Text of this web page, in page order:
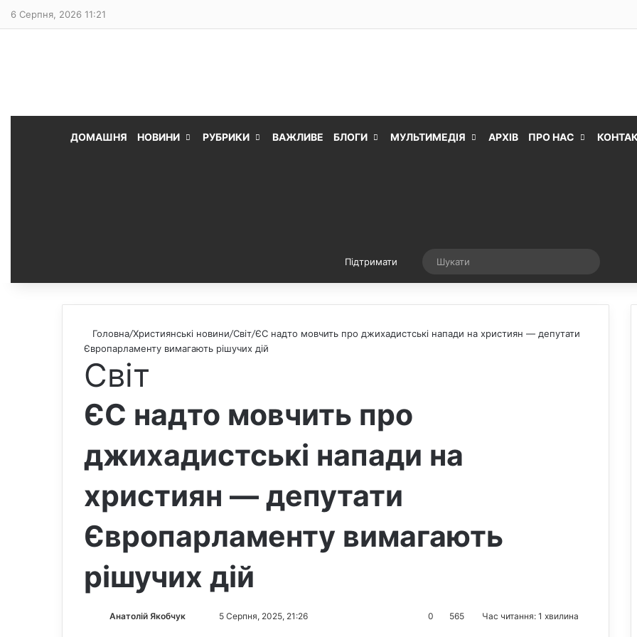
6 Серпня, 2026 11:21
ДОМАШНЯ НОВИНИ РУБРИКИ ВАЖЛИВЕ БЛОГИ МУЛЬТИМЕДІЯ АРХІВ ПРО НАС
Підтримати Випадкова стаття
Головна/Християнські новини/Світ/ЄС надто мовчить про джихадистські напади на християн — депутати
Європарламенту вимагають рішучих дій
Світ
ЄС надто мовчить про
джихадистські напади на
християн — депутати
Європарламенту вимагають
рішучих дій
Анатолій Якобчук 5 Серпня, 2025, 21:26 0 565 Час читання: 1 хвилина